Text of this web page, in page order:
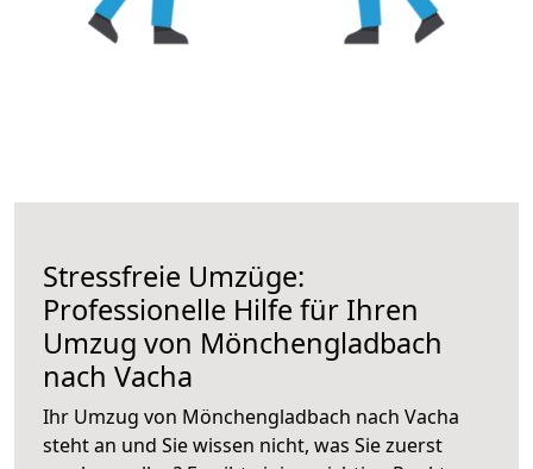
Stressfreie Umzüge:
Professionelle Hilfe für Ihren
Umzug von Mönchengladbach
nach Vacha
Ihr Umzug von Mönchengladbach nach Vacha
steht an und Sie wissen nicht, was Sie zuerst